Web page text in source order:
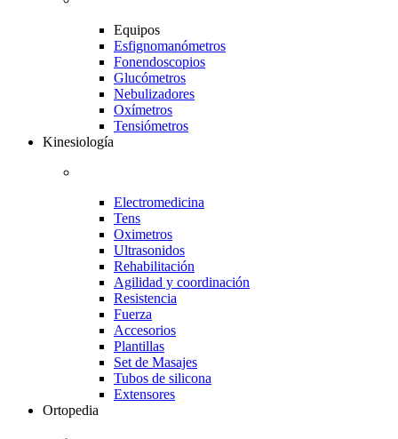
Equipos
Esfignomanómetros
Fonendoscopios
Glucómetros
Nebulizadores
Oxímetros
Tensiómetros
Kinesiología
Electromedicina
Tens
Oximetros
Ultrasonidos
Rehabilitación
Agilidad y coordinación
Resistencia
Fuerza
Accesorios
Plantillas
Set de Masajes
Tubos de silicona
Extensores
Ortopedia